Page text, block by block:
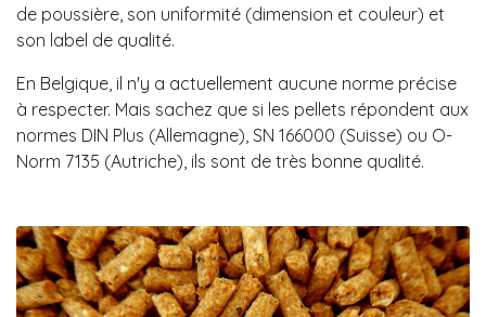
de poussière, son uniformité (dimension et couleur) et
son label de qualité.
En Belgique, il n'y a actuellement aucune norme précise
à respecter. Mais sachez que si les pellets répondent aux
normes DIN Plus (Allemagne), SN 166000 (Suisse) ou O-
Norm 7135 (Autriche), ils sont de très bonne qualité.